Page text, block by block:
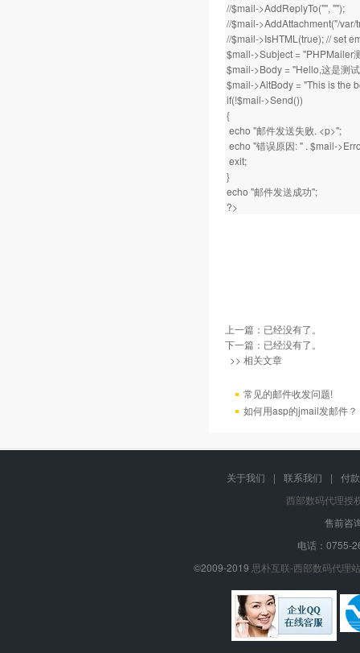
//$mail->AddReplyTo("", "");
//$mail->AddAttachment("/var/
//$mail->IsHTML(true); // set
$mail->Subject = "PHPMailer
$mail->Body = "Hello,这是测
$mail->AltBody = "This is the
if(!$mail->Send())
{
echo "邮件发送失败. <p>";
echo "错误原因: " . $mail-
exit;
}
echo "邮件发送成功";
?>
上一篇：已经没有了。
下一篇：已经没有了。
>> 相关文章
常见的邮件收发问题!
如何用asp的jmail发邮件？
关于我们 | 联系我们 |
付
西部数码代理授
售前咨
电话：0755-
©2009-2019 思朴互联-西部数码代理站